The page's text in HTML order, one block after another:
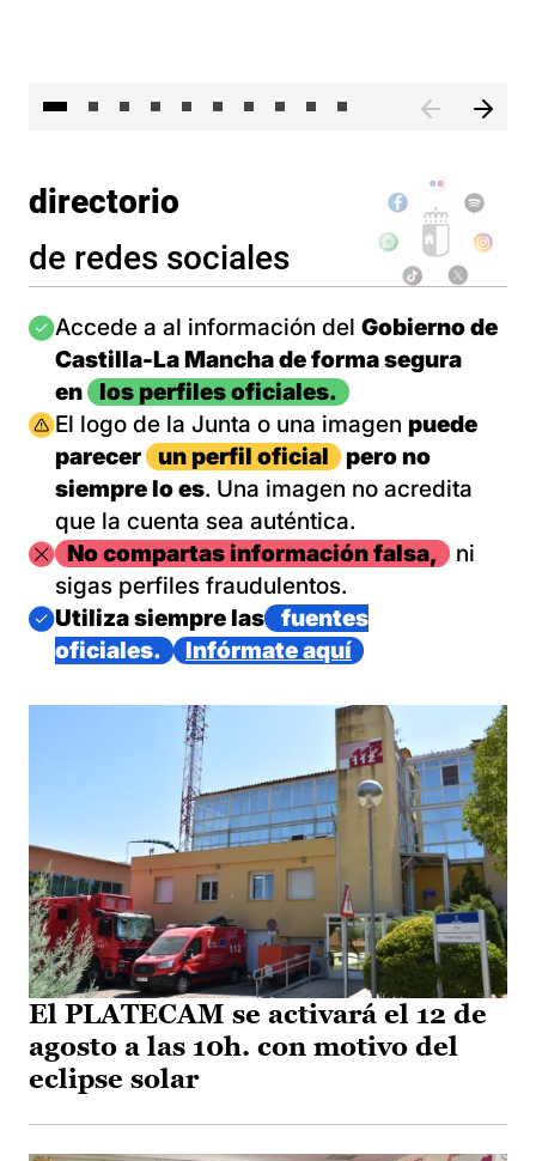
directorio
de redes sociales
Imagen
Accede a al información del Gobierno de
Castilla-La Mancha de forma segura
en
los perfiles oficiales.
Imagen
El logo de la Junta o una imagen puede
parecer
un perfil oficial
pero no
siempre lo es. Una imagen no acredita
que la cuenta sea auténtica.
ImagenNo compartas información falsa,
ni
sigas perfiles fraudulentos.
Imagen
Utiliza siempre las
fuentes
oficiales.
Infórmate aquí
El PLATECAM se activará el 12 de
agosto a las 10h. con motivo del
eclipse solar